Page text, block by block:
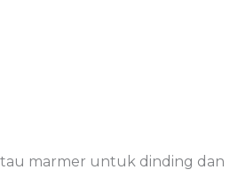
marmer untuk dinding dan